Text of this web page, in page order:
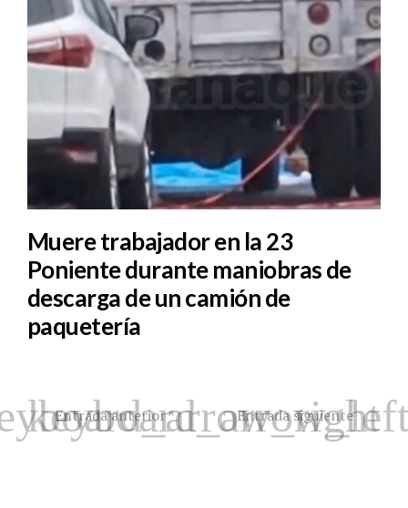
Muere trabajador en la 23
Poniente durante maniobras de
descarga de un camión de
paquetería
Entrada anterior Entrada siguiente